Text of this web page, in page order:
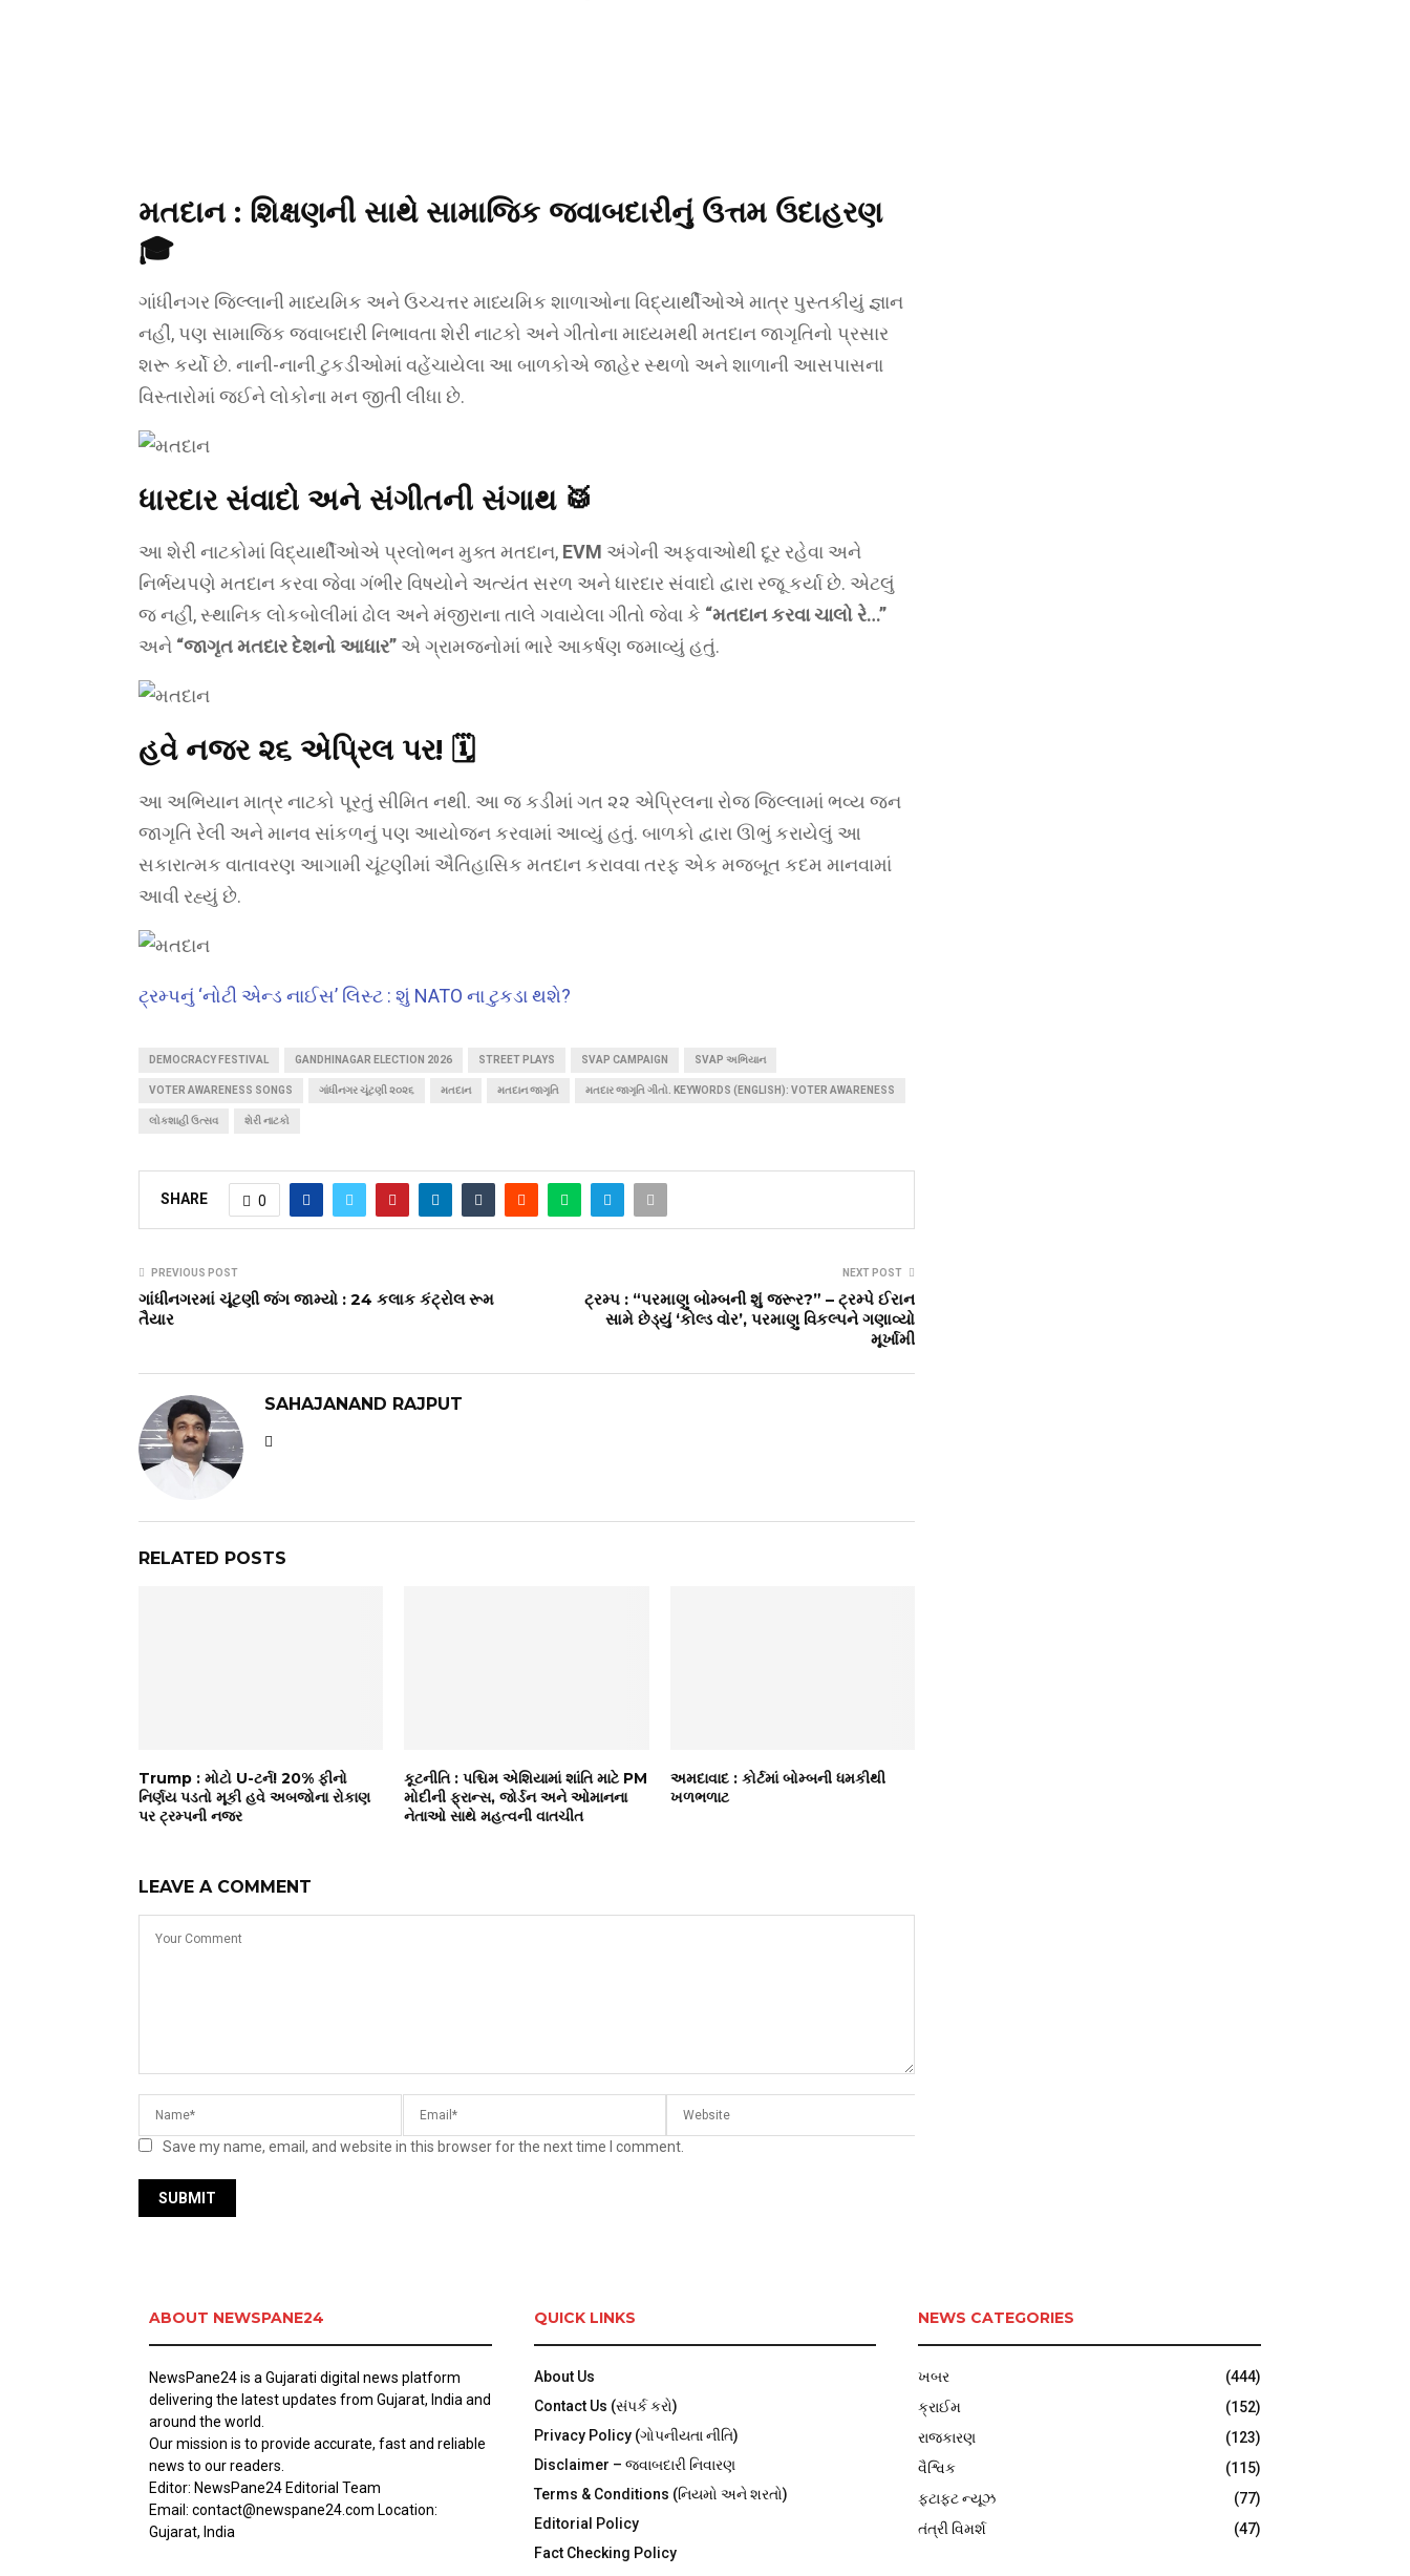
મતદાન : શિક્ષણની સાથે સામાજિક જવાબદારીનું ઉત્તમ ઉદાહરણ
🎓
ગાંધીનગર જિલ્લાની માધ્યમિક અને ઉચ્ચત્તર માધ્યમિક શાળાઓના વિદ્યાર્થીઓએ માત્ર પુસ્તકીયું જ્ઞાન
નહીં, પણ સામાજિક જવાબદારી નિભાવતા શેરી નાટકો અને ગીતોના માધ્યમથી મતદાન જાગૃતિનો પ્રસાર
શરૂ કર્યો છે. નાની-નાની ટુકડીઓમાં વહેંચાયેલા આ બાળકોએ જાહેર સ્થળો અને શાળાની આસપાસના
વિસ્તારોમાં જઈને લોકોના મન જીતી લીધા છે.
ધારદાર સંવાદો અને સંગીતની સંગાથ🥁
આ શેરી નાટકોમાં વિદ્યાર્થીઓએ પ્રલોભન મુક્ત મતદાન, EVM અંગેની અફવાઓથી દૂર રહેવા અને
નિર્ભયપણે મતદાન કરવા જેવા ગંભીર વિષયોને અત્યંત સરળ અને ધારદાર સંવાદો દ્વારા રજૂ કર્યા છે. એટલું
જ નહીં, સ્થાનિક લોકબોલીમાં ઢોલ અને મંજીરાના તાલે ગવાયેલા ગીતો જેવા કે “મતદાન કરવા ચાલો રે…”
અને “જાગૃત મતદાર દેશનો આધાર” એ ગ્રામજનોમાં ભારે આકર્ષણ જમાવ્યું હતું.
હવે નજર ૨૬ એપ્રિલ પર! 🗓️
આ અભિયાન માત્ર નાટકો પૂરતું સીમિત નથી. આ જ કડીમાં ગત ૨૨ એપ્રિલના રોજ જિલ્લામાં ભવ્ય જન
જાગૃતિ રેલી અને માનવ સાંકળનું પણ આયોજન કરવામાં આવ્યું હતું. બાળકો દ્વારા ઊભું કરાયેલું આ
સકારાત્મક વાતાવરણ આગામી ચૂંટણીમાં ઐતિહાસિક મતદાન કરાવવા તરફ એક મજબૂત કદમ માનવામાં
આવી રહ્યું છે.
ટ્રમ્પનું ‘નોટી એન્ડ નાઈસ’ લિસ્ટ : શું NATO ના ટુકડા થશે?
DEMOCRACY FESTIVAL GANDHINAGAR ELECTION 2026 STREET PLAYS SVAP CAMPAIGN SVAP અભિયાન
VOTER AWARENESS SONGS ગાંધીનગર ચૂંટણી ૨૦૨૬ મતદાન મતદાન જાગૃતિ મતદાર જાગૃતિ ગીતો. KEYWORDS (ENGLISH): VOTER AWARENESS
લોકશાહી ઉત્સવ શેરી નાટકો
SHARE 0
PREVIOUS POST
ગાંધીનગરમાં ચૂંટણી જંગ જામ્યો : 24 કલાક કંટ્રોલ રૂમ
તૈયાર
NEXT POST
ટ્રમ્પ : “પરમાણુ બોમ્બની શું જરૂર?” – ટ્રમ્પે ઈરાન
સામે છેડ્યું ‘કોલ્ડ વોર’, પરમાણુ વિકલ્પને ગણાવ્યો
મૂર્ખામી
SAHAJANAND RAJPUT
RELATED POSTS
Trump : મોટો U-ટર્ન! 20% ફીનો
નિર્ણય પડતો મૂકી હવે અબજોના રોકાણ
પર ટ્રમ્પની નજર
કૂટનીતિ : પશ્ચિમ એશિયામાં શાંતિ માટે PM
મોદીની ફ્રાન્સ, જોર્ડન અને ઓમાનના
નેતાઓ સાથે મહત્વની વાતચીત
અમદાવાદ : કોર્ટમાં બોમ્બની ધમકીથી
ખળભળાટ
LEAVE A COMMENT
Save my name, email, and website in this browser for the next time I comment.
ABOUT NEWSPANE24
NewsPane24 is a Gujarati digital news platform
delivering the latest updates from Gujarat, India and
around the world.
Our mission is to provide accurate, fast and reliable
news to our readers.
Editor: NewsPane24 Editorial Team
Email: contact@newspane24.com Location:
Gujarat, India
QUICK LINKS
About Us
Contact Us (સંપર્ક કરો)
Privacy Policy (ગોપનીયતા નીતિ)
Disclaimer – જવાબદારી નિવારણ
Terms & Conditions (નિયમો અને શરતો)
Editorial Policy
Fact Checking Policy
NEWS CATEGORIES
ખબર
(444)
ક્રાઈમ
(152)
રાજકારણ
(123)
વૈશ્વિક
(115)
ફટાફટ ન્યૂઝ
(77)
તંત્રી વિમર્શ
(47)